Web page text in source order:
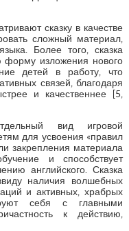
сказку в качестве
сложный материал,
Более того, сказка
форму изложения нового
детей в работу, что
связей, благодаря
и качественнее [5,
вид игровой
для усвоения «правил
закрепления материала
и способствует
английского. Сказка
наличия волшебных
и активных, храбрых
себя с главными
к действию,